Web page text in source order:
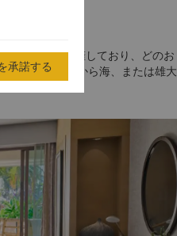
とスイートを擁しており、どのお
ムとスイートから海、または雄大
承諾する